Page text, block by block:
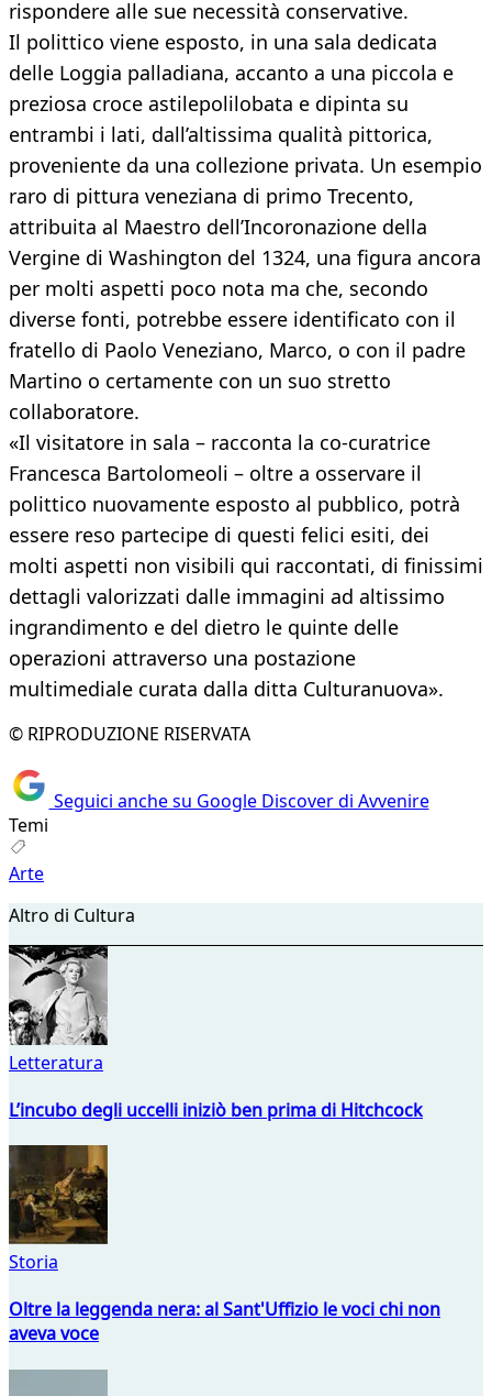
rispondere alle sue necessità conservative.
Il polittico viene esposto, in una sala dedicata
delle Loggia palladiana, accanto a una piccola e
preziosa croce astilepolilobata e dipinta su
entrambi i lati, dall’altissima qualità pittorica,
proveniente da una collezione privata. Un esempio
raro di pittura veneziana di primo Trecento,
attribuita al Maestro dell’Incoronazione della
Vergine di Washington del 1324, una figura ancora
per molti aspetti poco nota ma che, secondo
diverse fonti, potrebbe essere identificato con il
fratello di Paolo Veneziano, Marco, o con il padre
Martino o certamente con un suo stretto
collaboratore.
«Il visitatore in sala – racconta la co-curatrice
Francesca Bartolomeoli – oltre a osservare il
polittico nuovamente esposto al pubblico, potrà
essere reso partecipe di questi felici esiti, dei
molti aspetti non visibili qui raccontati, di finissimi
dettagli valorizzati dalle immagini ad altissimo
ingrandimento e del dietro le quinte delle
operazioni attraverso una postazione
multimediale curata dalla ditta Culturanuova».
© RIPRODUZIONE RISERVATA
Seguici anche su Google Discover di Avvenire
Temi
Arte
Altro di Cultura
Letteratura
L’incubo degli uccelli iniziò ben prima di Hitchcock
Storia
Oltre la leggenda nera: al Sant'Uffizio le voci chi non
aveva voce